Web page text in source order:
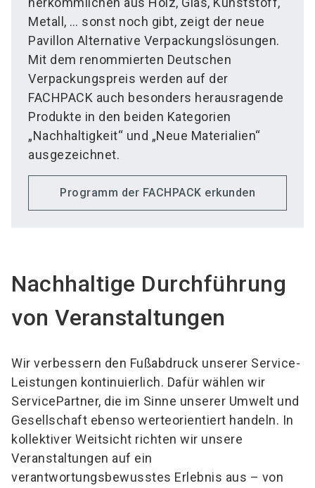
Metall, … sonst noch gibt, zeigt der neue
Pavillon Alternative Verpackungslösungen.
Mit dem renommierten Deutschen
Verpackungspreis werden auf der
FACHPACK auch besonders herausragende
Produkte in den beiden Kategorien
„Nachhaltigkeit“ und „Neue Materialien“
ausgezeichnet.
Programm der FACHPACK erkunden
Nachhaltige Durchführung
von Veranstaltungen
Wir verbessern den Fußabdruck unserer Service-
Leistungen kontinuierlich. Dafür wählen wir
ServicePartner, die im Sinne unserer Umwelt und
Gesellschaft ebenso werteorientiert handeln. In
kollektiver Weitsicht richten wir unsere
Veranstaltungen auf ein
verantwortungsbewusstes Erlebnis aus – von